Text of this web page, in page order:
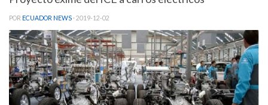
POR ECUADOR NEWS · 2019-12-02